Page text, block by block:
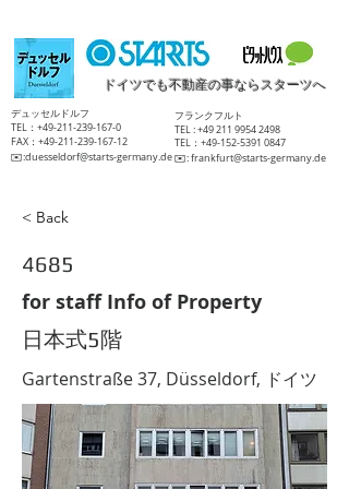
ドイツでも不動産の事ならスターツへ
​デュッセルドルフ
TEL：+49-211-239-167-0
FAX：+49-211-239-167-12
​✉️:duesseldorf@starts-germany.de
​フランクフルト
TEL :+49 211 9954 2498
TEL：+49-152-5391 0847
​✉️:frankfurt@starts-germany.de
< Back
4685
for staff Info of Property
日本式5階
Gartenstraße 37, Düsseldorf, ドイツ